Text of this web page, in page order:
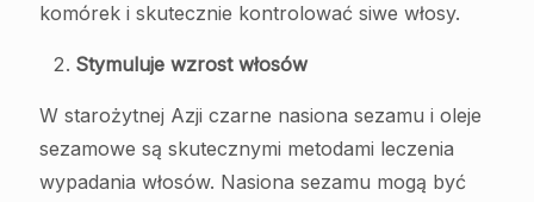
komórek i skutecznie kontrolować siwe włosy.
Stymuluje wzrost włosów
W starożytnej Azji czarne nasiona sezamu i oleje
sezamowe są skutecznymi metodami leczenia
wypadania włosów. Nasiona sezamu mogą być